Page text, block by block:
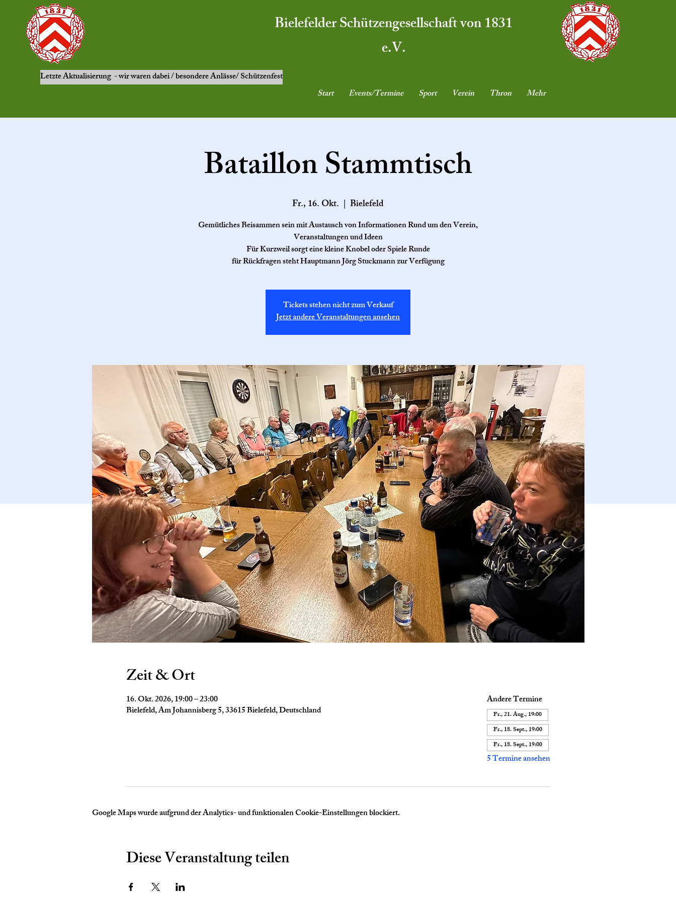
Bielefelder Schützengesellschaft von 1831
e.V.
Start Events/Termine Sport Verein Thron Mehr
Letzte Aktualisierung - wir waren dabei / besondere Anlässe/ Schützenfest
Bataillon Stammtisch
Fr., 16. Okt.
  |
Bielefeld
Gemütliches Beisammen sein mit Austausch von Informationen Rund um den Verein,
Veranstaltungen und Ideen
Für Kurzweil sorgt eine kleine Knobel oder Spiele Runde
für Rückfragen steht Hauptmann Jörg Stuckmann zur Verfügung
Tickets stehen nicht zum Verkauf
Jetzt andere Veranstaltungen ansehen
Zeit & Ort
16. Okt. 2026, 19:00 – 23:00
Bielefeld, Am Johannisberg 5, 33615 Bielefeld, Deutschland
Andere Termine
Fr., 21. Aug., 19:00
Fr., 18. Sept., 19:00
Fr., 18. Sept., 19:00
5 Termine ansehen
Google Maps wurde aufgrund der Analytics- und funktionalen Cookie-Einstellungen blockiert.
Diese Veranstaltung teilen